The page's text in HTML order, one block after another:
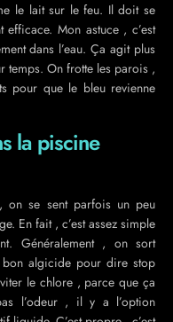
le lait sur le feu. Il doit se
Mon astuce , c’est
dans l’eau. Ça agit plus
temps. On frotte les parois ,
pour que le bleu revienne
la piscine
on se sent parfois un peu
En fait , c’est assez simple
Généralement , on sort
bon algicide pour dire stop
le chlore , parce que ça
l’odeur , il y a l’option